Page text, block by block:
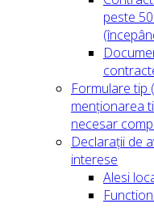
peste
Formulare tip
menționarea
necesar
Declarații de
interese
Alesi